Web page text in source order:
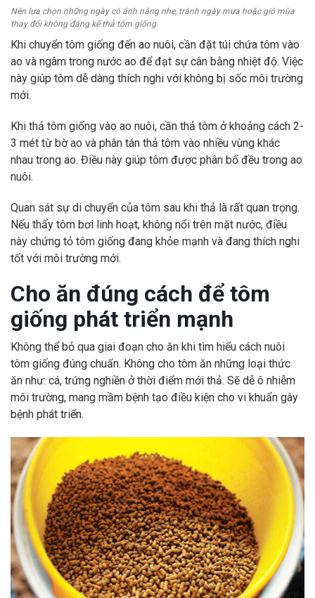
Nên lựa chọn những ngày có ánh nắng nhẹ, tránh ngày mưa hoặc gió mùa
thay đổi không đáng kể thả tôm giống.
Khi chuyển tôm giống đến ao nuôi, cần đặt túi chứa tôm vào
ao và ngâm trong nước ao để đạt sự cân bằng nhiệt độ. Việc
này giúp tôm dễ dàng thích nghi với không bị sốc môi trường
mới.
Khi thả tôm giống vào ao nuôi, cần thả tôm ở khoảng cách 2-
3 mét từ bờ ao và phân tán thả tôm vào nhiều vùng khác
nhau trong ao. Điều này giúp tôm được phân bố đều trong ao
nuôi.
Quan sát sự di chuyển của tôm sau khi thả là rất quan trọng.
Nếu thấy tôm bơi linh hoạt, không nổi trên mặt nước, điều
này chứng tỏ tôm giống đang khỏe mạnh và đang thích nghi
tốt với môi trường mới.
Cho ăn đúng cách để tôm
giống phát triển mạnh
Không thể bỏ qua giai đoạn cho ăn khi tìm hiểu cách nuôi
tôm giống đúng chuẩn. Không cho tôm ăn những loại thức
ăn như: cá, trứng nghiền ở thời điểm mới thả. Sẽ dễ ô nhiễm
môi trường, mang mầm bệnh tạo điều kiện cho vi khuẩn gây
bệnh phát triển.